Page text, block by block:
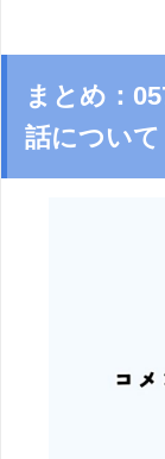
まとめ：
話について